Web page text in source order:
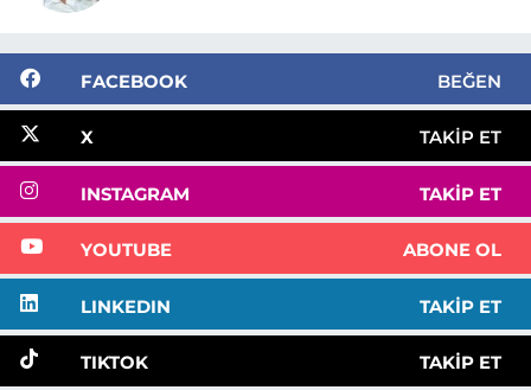
FACEBOOK BEĞEN
X TAKIP ET
INSTAGRAM TAKIP ET
YOUTUBE ABONE OL
LINKEDIN TAKIP ET
TIKTOK TAKIP ET